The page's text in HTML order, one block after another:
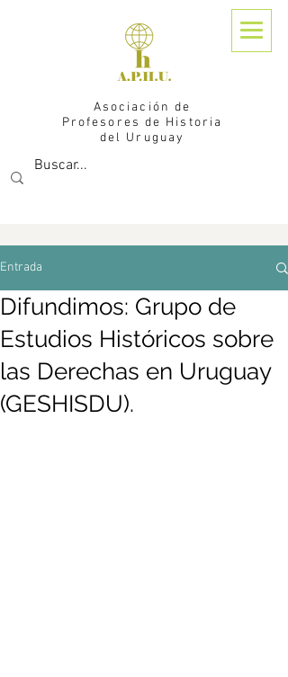
Asociación de
Profesores de Historia
del Uruguay
Entrada
Difundimos: Grupo de
Estudios Históricos sobre
las Derechas en Uruguay
(GESHISDU).